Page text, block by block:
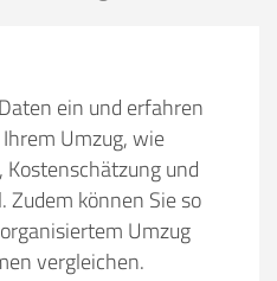
ein und erfahren
Umzug, wie
und
können Sie so
Umzug
vergleichen.